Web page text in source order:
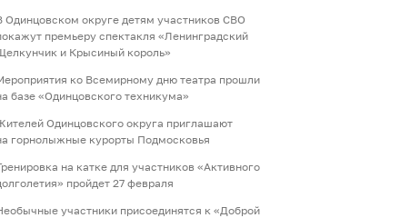
Одинцовском округе детям участников СВО
премьеру спектакля «Ленинградский
и Крысиный король»
ко Всемирному дню театра прошли
базе «Одинцовского техникума»
Одинцовского округа приглашают
горнолыжные курорты Подмосковья
на катке для участников «Активного
пройдет 27 февраля
участники присоединятся к «Доброй